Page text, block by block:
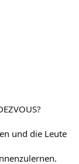
und die Leute